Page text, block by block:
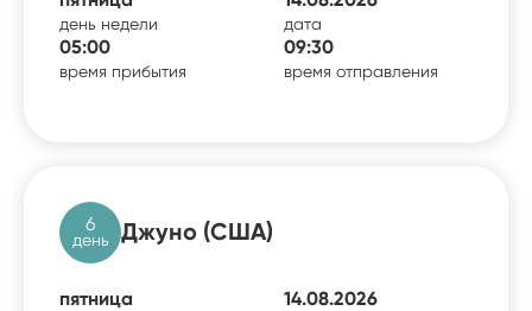
день недели дата
05:00
время прибытия
09:30
время отправления
6
день Джуно (США)
пятница 14.08.2026